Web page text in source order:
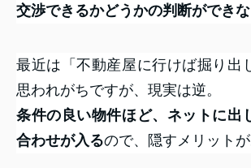
交渉できるかどうかの判断ができ
最近は「不動産屋に行けば掘り出
思われがちですが、現実は逆。
条件の良い物件ほど、ネットに出
合わせが入るので、隠すメリットが